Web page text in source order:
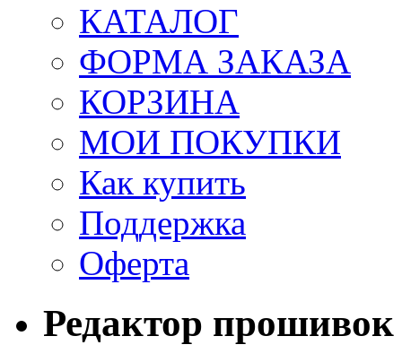
КАТАЛОГ
ФОРМА ЗАКАЗА
КОРЗИНА
МОИ ПОКУПКИ
Как купить
Поддержка
Оферта
Редактор прошивок